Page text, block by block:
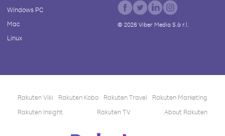
Windows PC
Mac
Linux
© 2026Viber Media S.à r.l.
Rakuten Viki Rakuten Kobo Rakuten Travel
Rakuten Marketing
Rakuten Insight
Rakuten TV About Rakuten